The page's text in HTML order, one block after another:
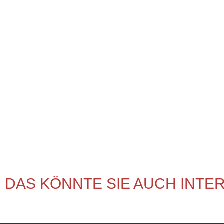
DAS KÖNNTE SIE AUCH